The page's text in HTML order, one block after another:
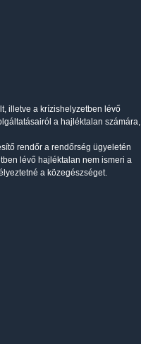
illetve a krízishelyzetben lévő
a hajléktalan számára,
rendőr a rendőrség ügyeletén
lévő hajléktalan nem ismeri a
a közegészséget.